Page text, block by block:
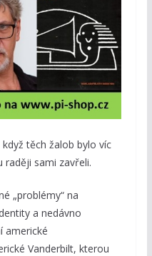
těch žalob bylo víc
raději sami zavřeli.
„problémy“ na
a nedávno
americké
Vanderbilt, kterou